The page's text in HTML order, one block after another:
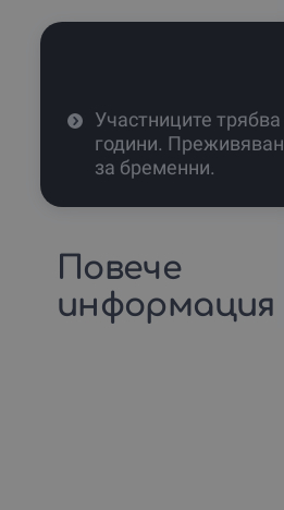
Участниците
години.
за бременни.
Повече
информация